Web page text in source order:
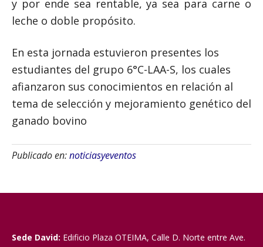
y por ende sea rentable, ya sea para carne o
leche o doble propósito.
En esta jornada estuvieron presentes los
estudiantes del grupo 6°C-LAA-S, los cuales
afianzaron sus conocimientos en relación al
tema de selección y mejoramiento genético del
ganado bovino
Publicado en:noticiasyeventos
Sede David: Edificio Plaza OTEIMA, Calle D. Norte entre Ave.